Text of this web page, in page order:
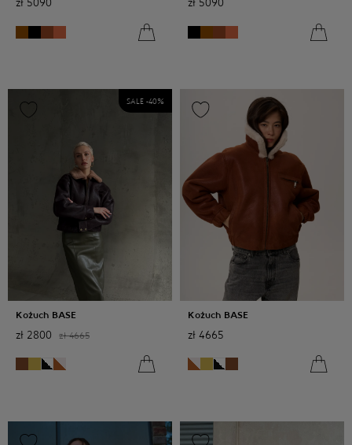
zł 5090 zł 5090
Kożuch BASE
zł 2800 zł 4665
SALE -40 %
Kożuch BASE
zł 4665